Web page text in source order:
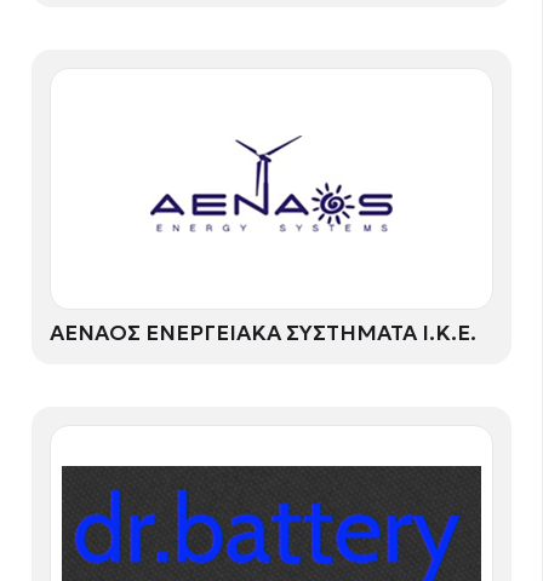
ΑΕΝΑΟΣ ΕΝΕΡΓΕΙΑΚΑ ΣΥΣΤΗΜΑΤΑ Ι.Κ.Ε.